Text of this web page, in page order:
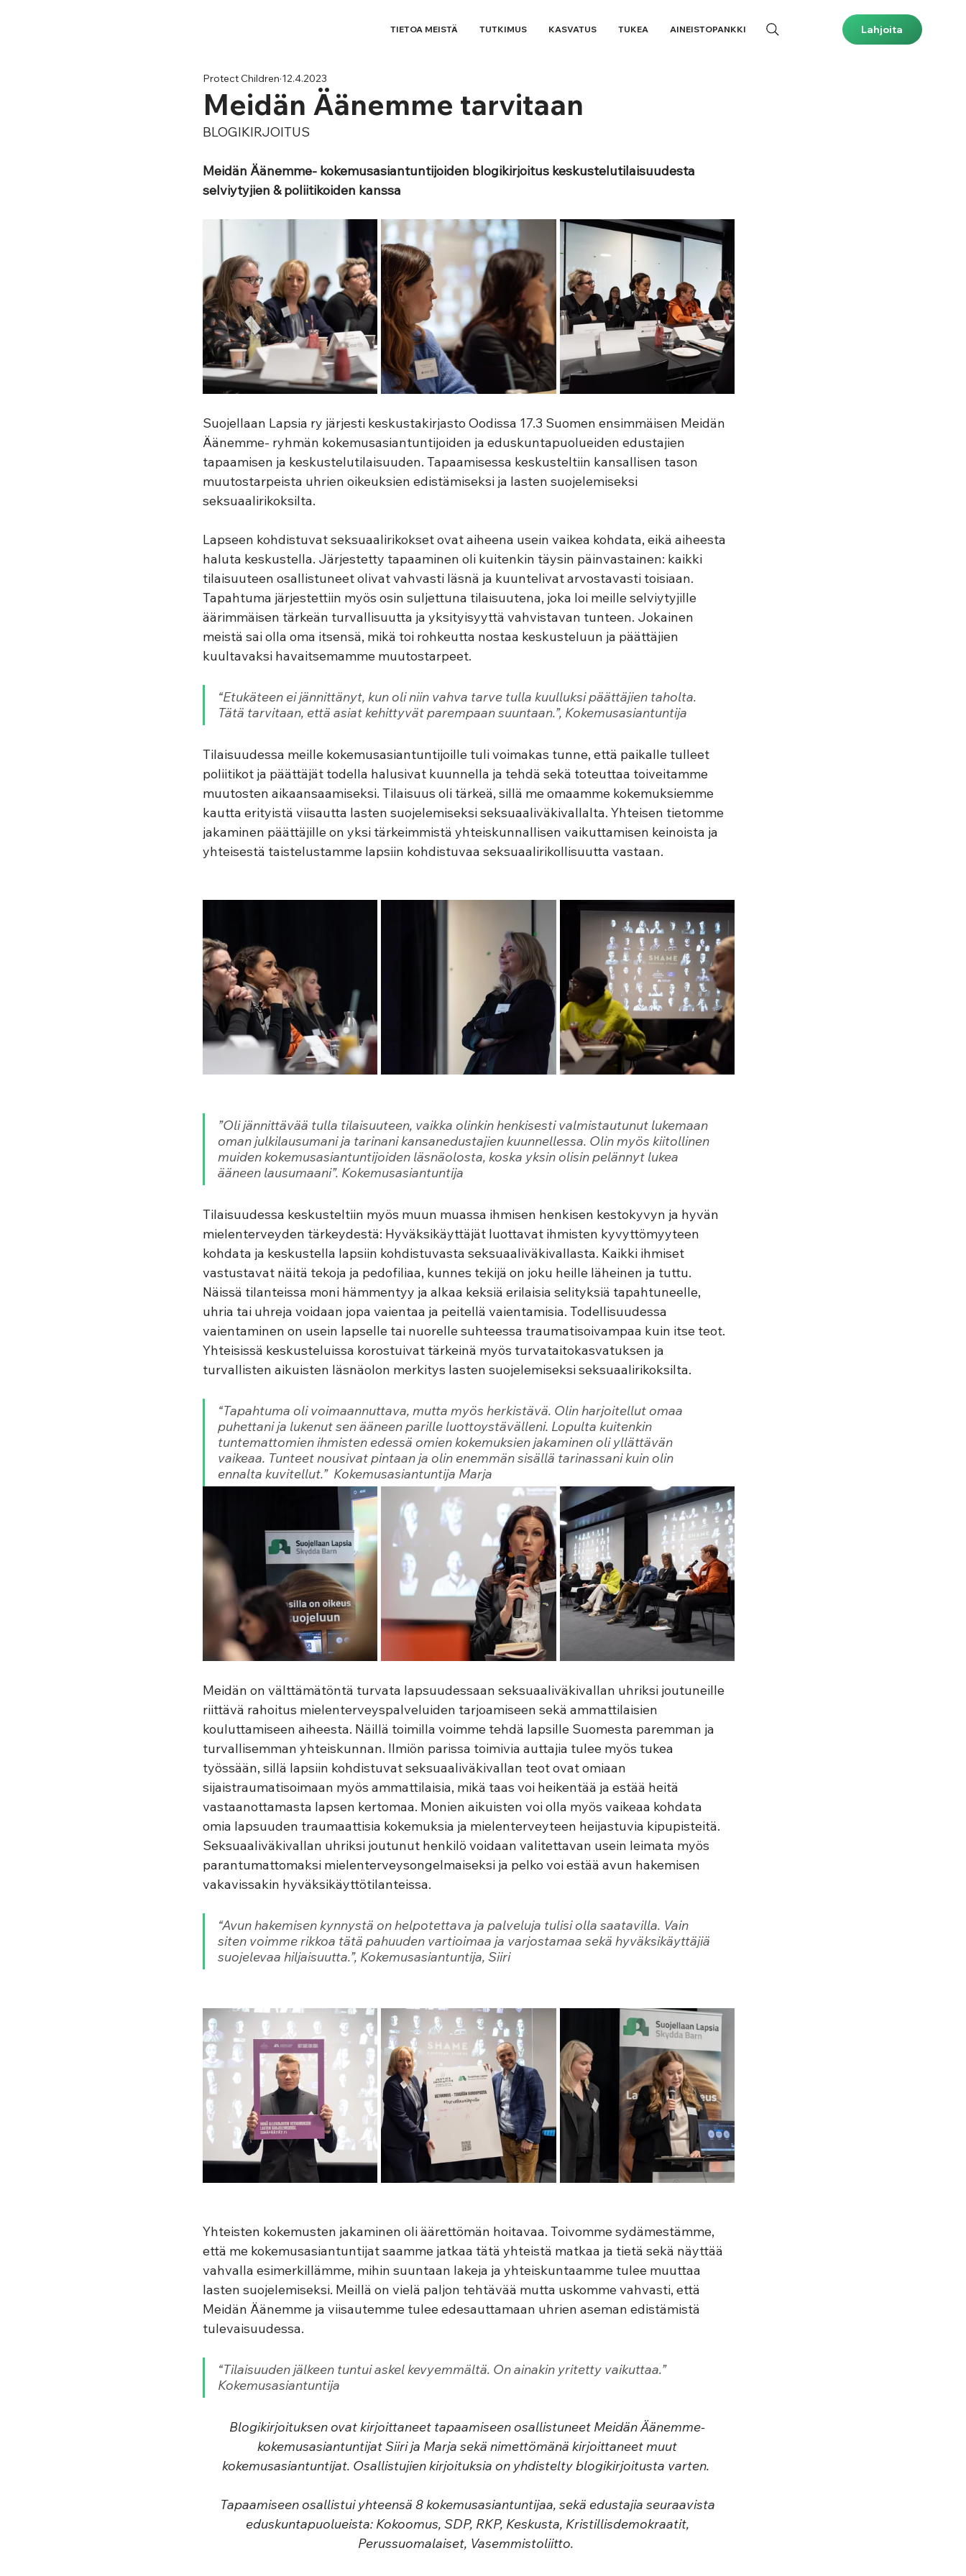
TIETOA MEISTÄ TUTKIMUS KASVATUS TUKEA AINEISTOPANKKI Lahjoita
Meidän Äänemme tarvitaan
Protect Children 12.4.2023
BLOGIKIRJOITUS
Meidän Äänemme- kokemusasiantuntijoiden blogikirjoitus keskustelutilaisuudesta
selviytyjien & poliitikoiden kanssa
Suojellaan Lapsia ry järjesti keskustakirjasto Oodissa 17.3 Suomen ensimmäisen Meidän
Äänemme- ryhmän kokemusasiantuntijoiden ja eduskuntapuolueiden edustajien
tapaamisen ja keskustelutilaisuuden. Tapaamisessa keskusteltiin kansallisen tason
muutostarpeista uhrien oikeuksien edistämiseksi ja lasten suojelemiseksi
seksuaalirikoksilta.
Lapseen kohdistuvat seksuaalirikokset ovat aiheena usein vaikea kohdata, eikä aiheesta
haluta keskustella. Järjestetty tapaaminen oli kuitenkin täysin päinvastainen: kaikki
tilaisuuteen osallistuneet olivat vahvasti läsnä ja kuuntelivat arvostavasti toisiaan.
Tapahtuma järjestettiin myös osin suljettuna tilaisuutena, joka loi meille selviytyjille
äärimmäisen tärkeän turvallisuutta ja yksityisyyttä vahvistavan tunteen. Jokainen
meistä sai olla oma itsensä, mikä toi rohkeutta nostaa keskusteluun ja päättäjien
kuultavaksi havaitsemamme muutostarpeet.
“Etukäteen ei jännittänyt, kun oli niin vahva tarve tulla kuulluksi päättäjien taholta.
Tätä tarvitaan, että asiat kehittyvät parempaan suuntaan.”, Kokemusasiantuntija
Tilaisuudessa meille kokemusasiantuntijoille tuli voimakas tunne, että paikalle tulleet
poliitikot ja päättäjät todella halusivat kuunnella ja tehdä sekä toteuttaa toiveitamme
muutosten aikaansaamiseksi. Tilaisuus oli tärkeä, sillä me omaamme kokemuksiemme
kautta erityistä viisautta lasten suojelemiseksi seksuaaliväkivallalta. Yhteisen tietomme
jakaminen päättäjille on yksi tärkeimmistä yhteiskunnallisen vaikuttamisen keinoista ja
yhteisestä taistelustamme lapsiin kohdistuvaa seksuaalirikollisuutta vastaan.
”Oli jännittävää tulla tilaisuuteen, vaikka olinkin henkisesti valmistautunut lukemaan
oman julkilausumani ja tarinani kansanedustajien kuunnellessa. Olin myös kiitollinen
muiden kokemusasiantuntijoiden läsnäolosta, koska yksin olisin pelännyt lukea
ääneen lausumaani”. Kokemusasiantuntija
Tilaisuudessa keskusteltiin myös muun muassa ihmisen henkisen kestokyvyn ja hyvän
mielenterveyden tärkeydestä: Hyväksikäyttäjät luottavat ihmisten kyvyttömyyteen
kohdata ja keskustella lapsiin kohdistuvasta seksuaaliväkivallasta. Kaikki ihmiset
vastustavat näitä tekoja ja pedofiliaa, kunnes tekijä on joku heille läheinen ja tuttu.
Näissä tilanteissa moni hämmentyy ja alkaa keksiä erilaisia selityksiä tapahtuneelle,
uhria tai uhreja voidaan jopa vaientaa ja peitellä vaientamisia. Todellisuudessa
vaientaminen on usein lapselle tai nuorelle suhteessa traumatisoivampaa kuin itse teot.
Yhteisissä keskusteluissa korostuivat tärkeinä myös turvataitokasvatuksen ja
turvallisten aikuisten läsnäolon merkitys lasten suojelemiseksi seksuaalirikoksilta.
“Tapahtuma oli voimaannuttava, mutta myös herkistävä. Olin harjoitellut omaa
puhettani ja lukenut sen ääneen parille luottoystävälleni. Lopulta kuitenkin
tuntemattomien ihmisten edessä omien kokemuksien jakaminen oli yllättävän
vaikeaa. Tunteet nousivat pintaan ja olin enemmän sisällä tarinassani kuin olin
ennalta kuvitellut.”
  Kokemusasiantuntija Marja
Meidän on välttämätöntä turvata lapsuudessaan seksuaaliväkivallan uhriksi joutuneille
riittävä rahoitus mielenterveyspalveluiden tarjoamiseen sekä ammattilaisien
kouluttamiseen aiheesta. Näillä toimilla voimme tehdä lapsille Suomesta paremman ja
turvallisemman yhteiskunnan. Ilmiön parissa toimivia auttajia tulee myös tukea
työssään, sillä lapsiin kohdistuvat seksuaaliväkivallan teot ovat omiaan
sijaistraumatisoimaan myös ammattilaisia, mikä taas voi heikentää ja estää heitä
vastaanottamasta lapsen kertomaa. Monien aikuisten voi olla myös vaikeaa kohdata
omia lapsuuden traumaattisia kokemuksia ja mielenterveyteen heijastuvia kipupisteitä.
Seksuaaliväkivallan uhriksi joutunut henkilö voidaan valitettavan usein leimata myös
parantumattomaksi mielenterveysongelmaiseksi ja pelko voi estää avun hakemisen
vakavissakin hyväksikäyttötilanteissa.
“Avun hakemisen kynnystä on helpotettava ja palveluja tulisi olla saatavilla. Vain
siten voimme rikkoa tätä pahuuden vartioimaa ja varjostamaa sekä hyväksikäyttäjiä
suojelevaa hiljaisuutta.”, Kokemusasiantuntija, Siiri
Yhteisten kokemusten jakaminen oli äärettömän hoitavaa. Toivomme sydämestämme,
että me kokemusasiantuntijat saamme jatkaa tätä yhteistä matkaa ja tietä sekä näyttää
vahvalla esimerkillämme, mihin suuntaan lakeja ja yhteiskuntaamme tulee muuttaa
lasten suojelemiseksi. Meillä on vielä paljon tehtävää mutta uskomme vahvasti, että
Meidän Äänemme ja viisautemme tulee edesauttamaan uhrien aseman edistämistä
tulevaisuudessa.
“Tilaisuuden jälkeen tuntui askel kevyemmältä. On ainakin yritetty vaikuttaa.”
Kokemusasiantuntija
Blogikirjoituksen ovat kirjoittaneet tapaamiseen osallistuneet Meidän Äänemme-
kokemusasiantuntijat Siiri ja Marja sekä nimettömänä kirjoittaneet muut
kokemusasiantuntijat. Osallistujien kirjoituksia on yhdistelty blogikirjoitusta varten.
Tapaamiseen osallistui yhteensä 8 kokemusasiantuntijaa, sekä edustajia seuraavista
eduskuntapuolueista: Kokoomus, SDP, RKP, Keskusta, Kristillisdemokraatit,
Perussuomalaiset, Vasemmistoliitto.